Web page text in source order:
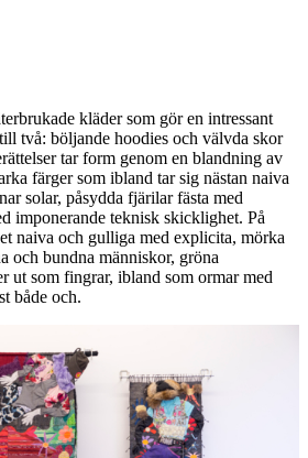
kläder som gör en intressant
två: böljande hoodies och välvda skor
tar form genom en blandning av
färger som ibland tar sig nästan naiva
solar, påsydda fjärilar fästa med
imponerande teknisk skicklighet. På
naiva och gulliga med explicita, mörka
och bundna människor, gröna
ut som fingrar, ibland som ormar med
både och.